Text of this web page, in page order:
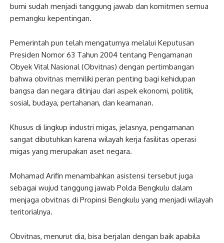
bumi sudah menjadi tanggung jawab dan komitmen semua
pemangku kepentingan.
Pemerintah pun telah mengaturnya melalui Keputusan
Presiden Nomor 63 Tahun 2004 tentang Pengamanan
Obyek Vital Nasional (Obvitnas) dengan pertimbangan
bahwa obvitnas memiliki peran penting bagi kehidupan
bangsa dan negara ditinjau dari aspek ekonomi, politik,
sosial, budaya, pertahanan, dan keamanan.
Khusus di lingkup industri migas, jelasnya, pengamanan
sangat dibutuhkan karena wilayah kerja fasilitas operasi
migas yang merupakan aset negara.
Mohamad Arifin menambahkan asistensi tersebut juga
sebagai wujud tanggung jawab Polda Bengkulu dalam
menjaga obvitnas di Propinsi Bengkulu yang menjadi wilayah
teritorialnya.
Obvitnas, menurut dia, bisa berjalan dengan baik apabila